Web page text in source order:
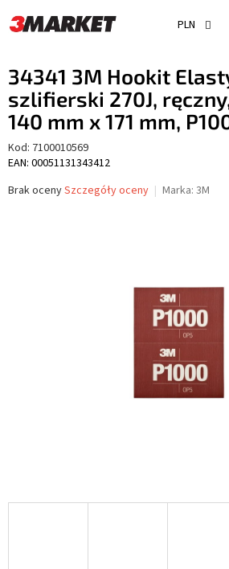
do
treści
PLN
34341 3M Hookit
szlifierski 270J,
140 mm x 171 mm,
Kod: 7100010569
EAN: 00051131343412
Średnia
Brak ocenySzczegóły oceny Marka: 3M